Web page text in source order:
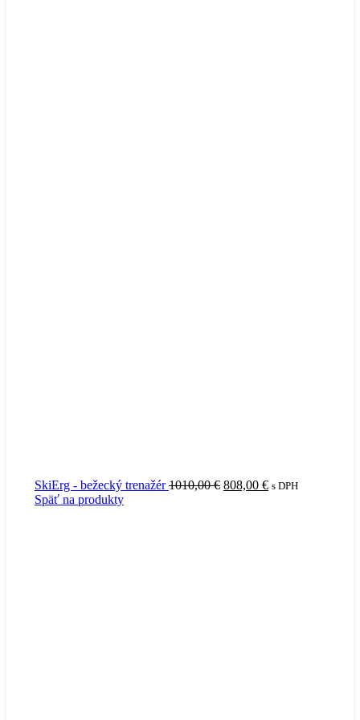
SkiErg - bežecký trenažér1010,00€ Pôvodná
808,00 €Aktuálna
s DPH
Späť na produkty